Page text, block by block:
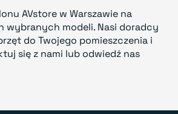
AVstore w Warszawie na
wybranych modeli. Nasi doradcy
do Twojego pomieszczenia i
się z nami lub odwiedź nas